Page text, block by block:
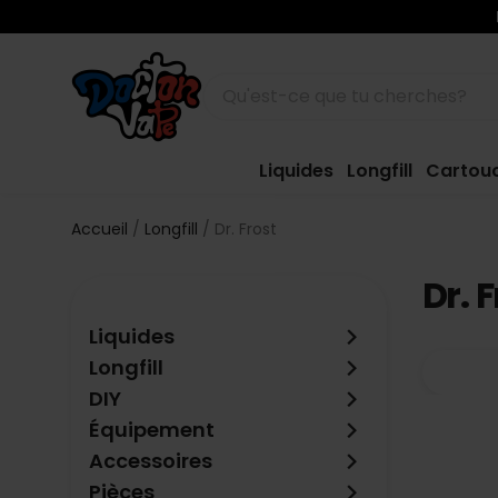
Liquides Longfill
Accueil Longfill Dr. Frost
Liquides keyboard_arrow_right
Longfill keyboard_arrow_right
DIY keyboard_arrow_right
Équipement keyboard_arrow_right
Accessoires keyboard_arrow_right
Pièces
Dr.